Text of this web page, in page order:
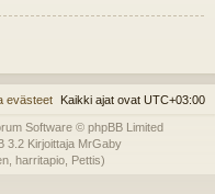
Kaikki ajat ovat UTC+03:00
evästeet
Software © phpBB Limited
3.2 Kirjoittaja MrGaby
harritapio, Pettis)